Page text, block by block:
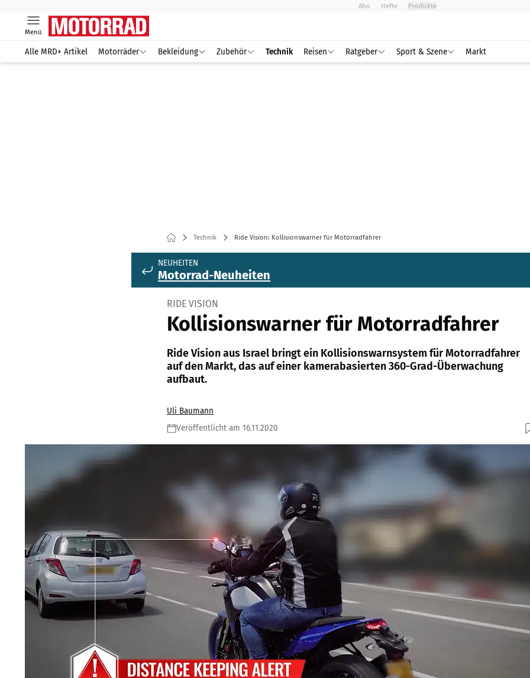
Abo Hefte Produkte
Menü
Alle MRD+ Artikel Motorräder Bekleidung Zubehör Technik Reisen Ratgeber Sport & Szene Markt
Technik Ride Vision: Kollisionswarner für Motorradfahrer
NEUHEITEN
Motorrad-Neuheiten
RIDE VISION
Kollisionswarner für Motorradfahrer
Ride Vision aus Israel bringt ein Kollisionswarnsystem für Motorradfahrer
auf den Markt, das auf einer kamerabasierten 360-Grad-Überwachung
aufbaut.
Uli Baumann
Veröffentlicht am 16.11.2020